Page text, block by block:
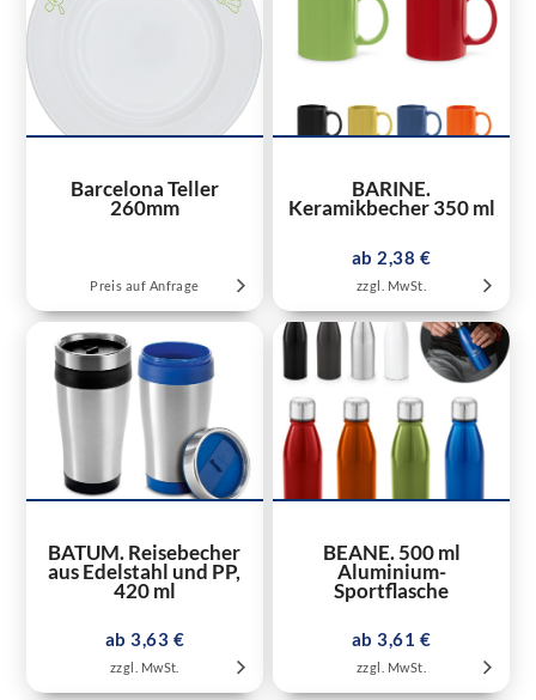
Barcelona Teller
260mm
Preis auf Anfrage
BARINE.
Keramikbecher 350 ml
ab 2,38 €
zzgl. MwSt.
BATUM. Reisebecher
aus Edelstahl und PP,
420 ml
ab 3,63 €
zzgl. MwSt.
BEANE. 500 ml
Aluminium-
Sportflasche
ab 3,61 €
zzgl. MwSt.